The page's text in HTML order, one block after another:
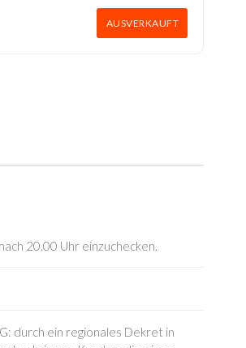
AUSVERKAUFT
20.00 Uhr einzuchecken.
durch ein regionales Dekret in